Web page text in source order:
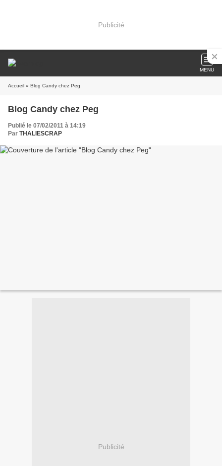
Publicité
MENU
Accueil » Blog Candy chez Peg
Blog Candy chez Peg
Publié le 07/02/2011 à 14:19
Par THALIESCRAP
Publicité